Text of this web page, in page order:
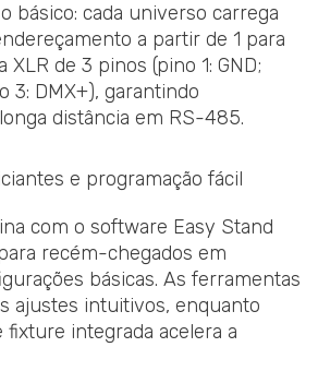
básico: cada universo carrega
a partir de 1 para
XLR de 3 pinos (pino 1: GND;
3: DMX+), garantindo
distância em RS-485.
e programação fácil
com o software Easy Stand
recém-chegados em
básicas. As ferramentas
ajustes intuitivos, enquanto
fixture integrada acelera a